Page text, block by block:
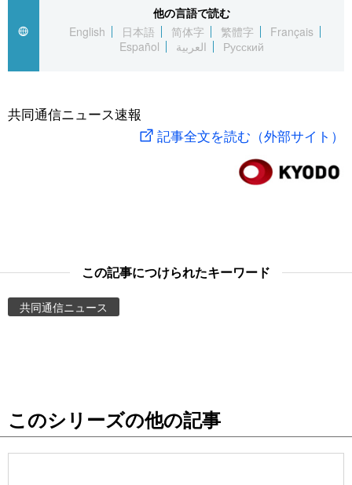
العربية
社会
旅と暮らし
東京
文化
科学・技術
暮らし
お知らせ
他の言語で読む
English
日本語 简体字 繁體字
Français
Español
العربية Русский
共同通信ニュース速報
記事全文を読む（外部サイト）
この記事につけられたキーワード
共同通信ニュース
このシリーズの他の記事